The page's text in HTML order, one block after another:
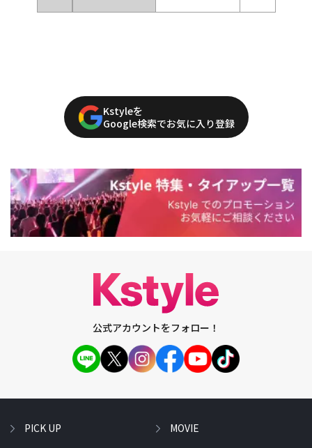
Kstyleを
Google検索でお気に入り登録
公式アカウントをフォロー！
PICK UP MOVIE